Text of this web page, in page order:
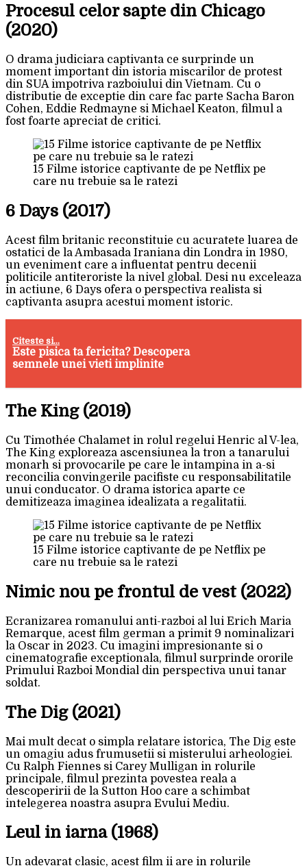
Procesul celor sapte din Chicago
(2020)
O drama judiciara captivanta ce surprinde un
moment important din istoria miscarilor de protest
din SUA impotriva razboiului din Vietnam. Cu o
distributie de exceptie din care fac parte Sacha Baron
Cohen, Eddie Redmayne si Michael Keaton, filmul a
fost foarte apreciat de critici.
15 Filme istorice captivante de pe Netflix pe
care nu trebuie sa le ratezi
6 Days (2017)
Acest film britanic reconstituie cu acuratete luarea de
ostatici de la Ambasada Iraniana din Londra in 1980,
un eveniment care a influentat pentru decenii
politicile antiteroriste la nivel global. Desi nu exceleaza
in actiune, 6 Days ofera o perspectiva realista si
captivanta asupra acestui moment istoric.
Citeste si...
Este pisica ta fericita? Descopera
semnele unei vieti implinite
The King (2019)
Cu Timothée Chalamet in rolul regelui Henric al V-lea,
The King exploreaza ascensiunea la tron a tanarului
monarh si provocarile pe care le intampina in a-si
reconcilia convingerile pacifiste cu responsabilitatile
unui conducator. O drama istorica aparte ce
demitizeaza imaginea idealizata a regalitatii.
15 Filme istorice captivante de pe Netflix pe
care nu trebuie sa le ratezi
Nimic nou pe frontul de vest (2022)
Ecranizarea romanului anti-razboi al lui Erich Maria
Remarque, acest film german a primit 9 nominalizari
la Oscar in 2023. Cu imagini impresionante si o
cinematografie exceptionala, filmul surprinde ororile
Primului Razboi Mondial din perspectiva unui tanar
soldat.
The Dig (2021)
Mai mult decat o simpla relatare istorica, The Dig este
un omagiu adus frumusetii si misterului arheologiei.
Cu Ralph Fiennes si Carey Mulligan in rolurile
principale, filmul prezinta povestea reala a
descoperirii de la Sutton Hoo care a schimbat
intelegerea noastra asupra Evului Mediu.
Leul in iarna (1968)
Un adevarat clasic, acest film ii are in rolurile